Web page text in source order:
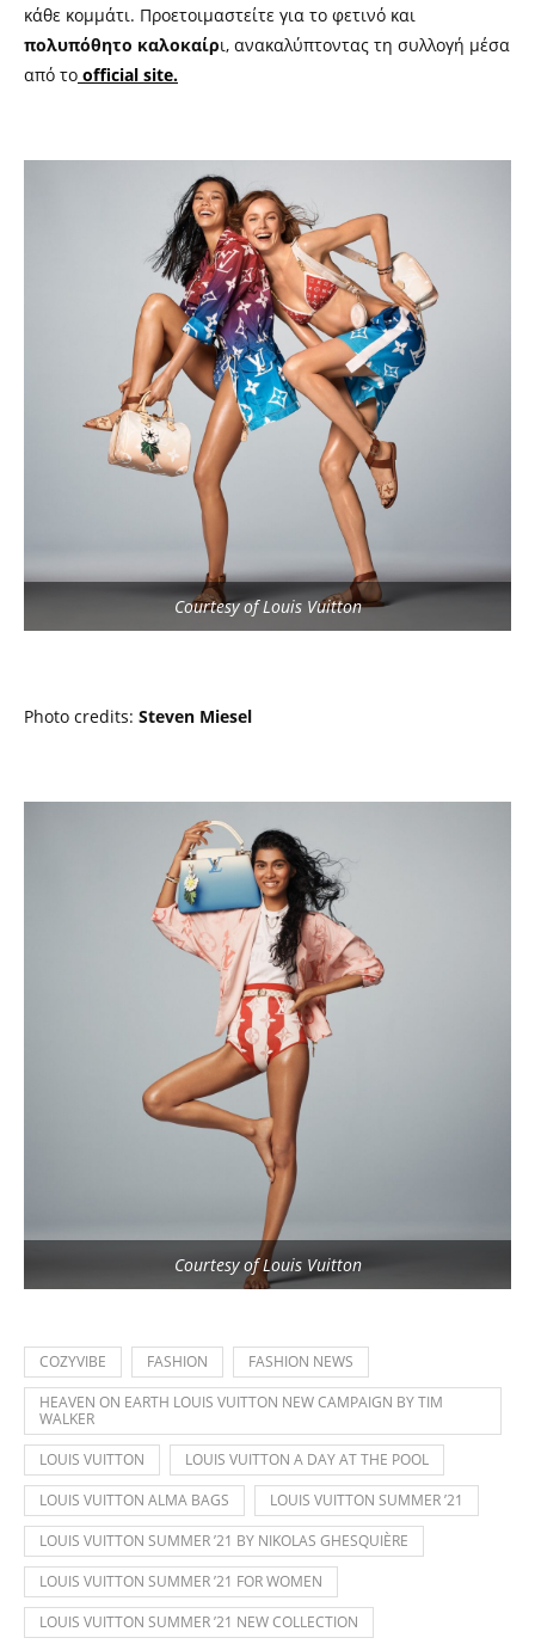
κάθε κομμάτι. Προετοιμαστείτε για το φετινό και
πολυπόθητο καλοκαίρι, ανακαλύπτοντας τη συλλογή μέσα
από το official site.
Courtesy of Louis Vuitton
Photo credits: Steven Miesel
Courtesy of Louis Vuitton
COZYVIBE FASHION
FASHION NEWS
HEAVEN ON EARTH LOUIS VUITTON NEW CAMPAIGN BY TIM
WALKER
LOUIS VUITTON
LOUIS VUITTON A DAY AT THE POOL
LOUIS VUITTON ALMA BAGS
LOUIS VUITTON SUMMER ’21
LOUIS VUITTON SUMMER ’21 BY NIKOLAS GHESQUIÈRE
LOUIS VUITTON SUMMER ’21 FOR WOMEN
LOUIS VUITTON SUMMER ’21 NEW COLLECTION